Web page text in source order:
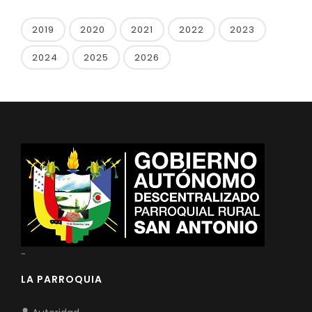
2019 2020 2021 2022 2023
2024 2025 2026
-
LA PARROQUIA